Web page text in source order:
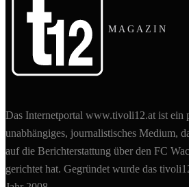
MAGAZIN
Das Internetportal www.tivoli12.at ist ein
unabhängiges, journalistisches Medium,
auf die Berichterstattung über den FC
gerichtet hat. Gegründet wurde das